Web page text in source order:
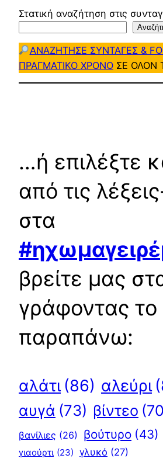
Στατική αναζήτηση στις
ΑΝΑΖΗΤΗΣΕ ΣΥΝΤΑΓΕΣ &
ΠΡΑΓΜΑΤΙΚΟ ΧΡΟΝΟ ΣΕ ΟΛΟΝ
…ή επιλέξτε
από τις
στα
βρείτε μας
γράφοντας
παραπάνω:
αλάτι (86) αλεύρι
αυγά (73) βίντεο
βανίλιες (26) βούτυρο (43)
γιαούρτι (23) γλυκό (27)